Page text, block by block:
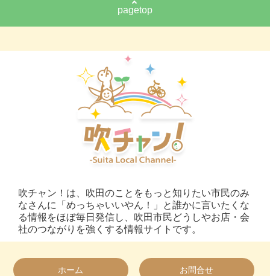
pagetop
吹チャン！は、吹田のことをもっと知りたい市民のみ
なさんに「めっちゃいいやん！」と誰かに言いたくな
る情報をほぼ毎日発信し、吹田市民どうしやお店・会
社のつながりを強くする情報サイトです。
ホーム お問合せ